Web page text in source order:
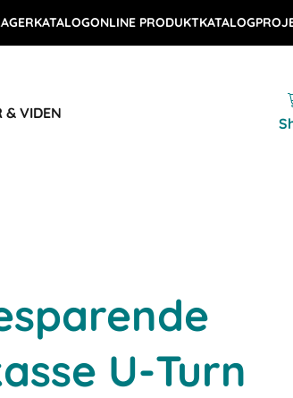
ONLINE PRODUKTKATALOG
& VIDEN
U-Turn